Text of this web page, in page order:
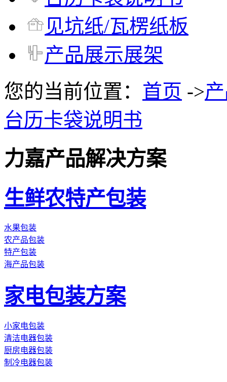
见坑纸/瓦楞纸板
产品展示展架
您的当前位置： 首页 ->
台历卡袋说明书
力嘉产品解决方案
生鲜农特产包装
水果包装
农产品包装
特产包装
海产品包装
家电包装方案
小家电包装
清洁电器包装
厨房电器包装
制冷电器包装